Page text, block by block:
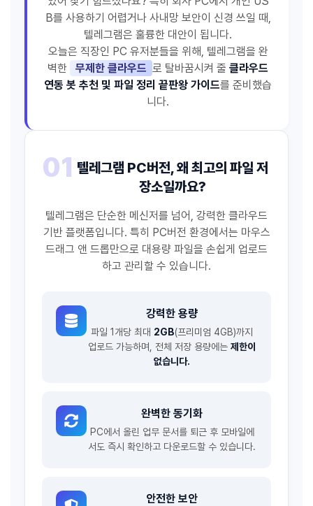
B를 사용하기 어렵거나 사내망 보안이 신경 쓰일 때,
텔레그램은 훌륭한 대안이 됩니다.
오늘은 직장인 PC 유저분들을 위해, 텔레그램을 완
벽한
무제한 클라우드 로 탈바꿈시켜 줄 클라우드
연동 봇 추천 및 파일 정리 끝판왕 가이드를 준비했습
니다.
01 텔레그램 PC버전, 왜 최고의 파일 저
장소일까요?
텔레그램은 단순한 메신저를 넘어, 강력한 클라우드
기반 플랫폼입니다. 특히 PC버전 환경에서는 마우스
드래그 앤 드롭만으로 대용량 파일을 손쉽게 업로드
하고 관리할 수 있습니다.
강력한 용량
파일 1개당 최대 2GB(프리미엄 4GB)까지
업로드 가능하며, 전체 저장 용량에는 제한이
없습니다.
완벽한 동기화
PC에서 올린 업무 문서를 퇴근 후 모바일에
서도 즉시 확인하고 다운로드할 수 있습니다.
안전한 보안